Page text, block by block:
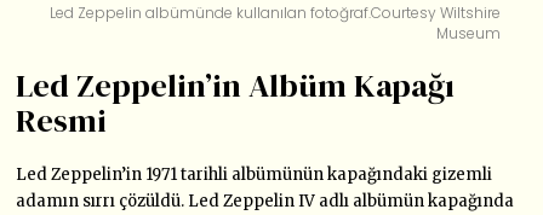
Led Zeppelin albümünde kullanılan fotoğraf.Courtesy Wiltshire
Museum
Led Zeppelin’in Albüm Kapağı
Resmi
Led Zeppelin’in 1971 tarihli albümünün kapağındaki gizemli
adamın sırrı çözüldü. Led Zeppelin IV adlı albümün kapağında